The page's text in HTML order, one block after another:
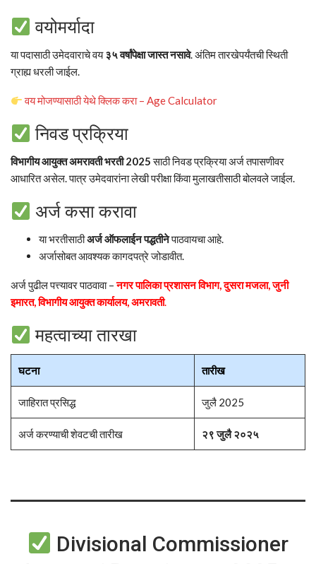
वयोमर्यादा
या पदासाठी उमेदवाराचे वय३५ वर्षांपेक्षा जास्त नसावे. अंतिम तारखेपर्यंतची स्थिती
ग्राह्य धरली जाईल.
वय मोजण्यासाठी येथे क्लिक करा – Age Calculator
निवड प्रक्रिया
विभागीय आयुक्त अमरावती भरती 2025साठी निवड प्रक्रिया अर्ज तपासणीवर
आधारित असेल. पात्र उमेदवारांना लेखी परीक्षा किंवा मुलाखतीसाठी बोलवले जाईल.
अर्ज कसा करावा
या भरतीसाठीअर्ज ऑफलाईन पद्धतीनेपाठवायचा आहे.
अर्जासोबत आवश्यक कागदपत्रे जोडावीत.
अर्ज पुढील पत्त्यावर पाठवावा –नगर पालिका प्रशासन विभाग, दुसरा मजला, जुनी
इमारत, विभागीय आयुक्त कार्यालय, अमरावती.
महत्वाच्या तारखा
घटना तारीख
जाहिरात प्रसिद्ध जुलै 2025
अर्ज करण्याची शेवटची तारीख २९ जुलै २०२५
Divisional Commissioner